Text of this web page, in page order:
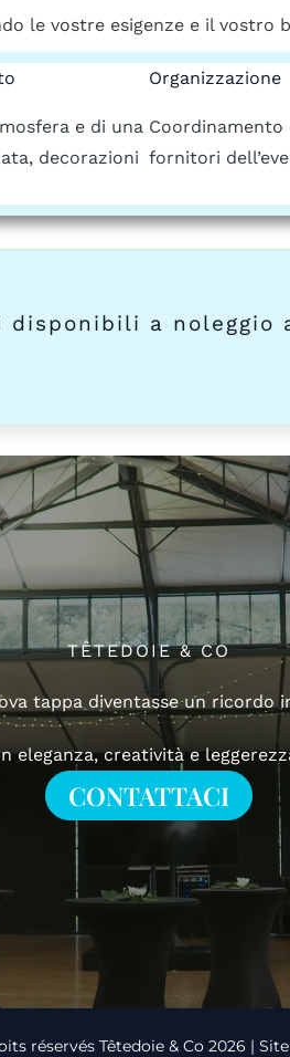
le vostre esigenze e il vostro
e di una
decorazioni
Organizzazione
Coordinamento
fornitori
a noleggio
TÊTEDOIE & CO
tappa diventasse un ricordo
eleganza, creatività e
CONTATTACI
réservés Têtedoie & Co 2026 |